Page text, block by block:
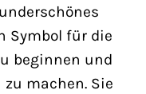
Symbol für die
beginnen und
zu machen. Sie